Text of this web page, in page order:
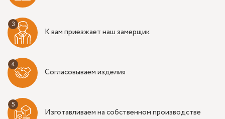
К вам приезжает наш замерщик
Согласовываем изделия
Изготавливаем на собственном производстве